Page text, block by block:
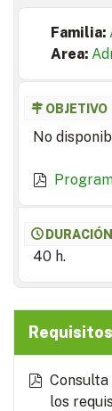
Familia:
Area:
OBJETIVO
No
DURACIÓN
40 h.
Requisitos
Consulta
los